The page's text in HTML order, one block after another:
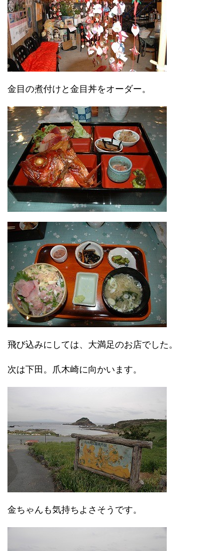
金目の煮付けと金目丼をオーダー。
飛び込みにしては、大満足のお店でした。
次は下田。爪木崎に向かいます。
金ちゃんも気持ちよさそうです。